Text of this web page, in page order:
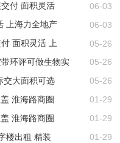
付 面积灵活
06-03
上海力全地产
06-03
面积灵活 上
05-26
环评可做生物实
05-26
交大面积可选
05-26
淮海路商圈
01-29
淮海路商圈
01-29
楼出租 精装
01-29